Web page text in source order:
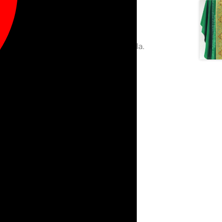
y estolón bordados. Incluye
Puedes elegir el tipo de cuello.
o cosido completo a la casulla.
su copia o reproducción están